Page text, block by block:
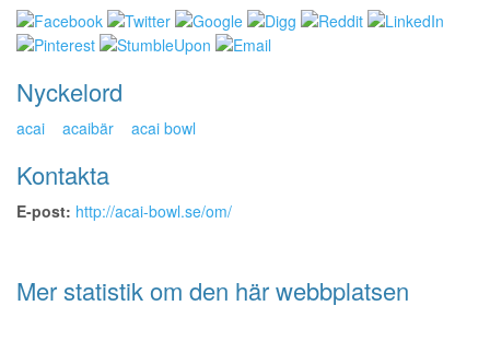
Nyckelord
acai acaibär acai bowl
Kontakta
E-post: http://acai-bowl.se/om/
Mer statistik om den här webbplatsen